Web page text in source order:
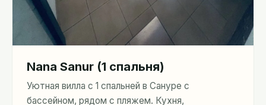
Nana Sanur (1 спальня)
Уютная вилла с 1 спальней в Сануре с
бассейном, рядом с пляжем. Кухня,